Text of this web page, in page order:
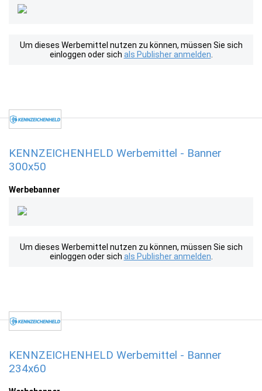
Um dieses Werbemittel nutzen zu können, müssen Sie sich
einloggen oder sich als Publisher anmelden
KENNZEICHENHELD Werbemittel - Banner
300x50
Werbebanner
Um dieses Werbemittel nutzen zu können, müssen Sie sich
einloggen oder sich als Publisher anmelden
KENNZEICHENHELD Werbemittel - Banner
234x60